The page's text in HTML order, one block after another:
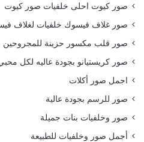
صور كيوت احلى خلفيات صور كيوت
صور غلاف فيسوك خلفيات لغلاف
صور قلب مكسور حزينة للمجروحين
صور كريستيانو بجودة عاليه لكل محبي
اجمل صور أكلات
صور للرسم بجودة عالية
صور وخلفيات بنات جميلة
أجمل صور وخلفيات للطبيعة